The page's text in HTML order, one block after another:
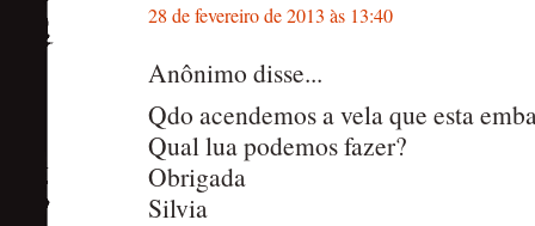
28 de fevereiro de 2013 às 13:40
Anônimo disse...
Qdo acendemos a vela que esta
Qual lua podemos fazer?
Obrigada
Silvia